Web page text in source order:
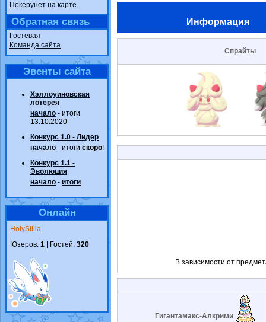
Покерунет на карте
Обратная связь
Гостевая
Команда сайта
Эвенты сайта
Хэллоуиновская
лотерея
начало - итоги
13.10.2020
Конкурс 1.0 - Лидер
начало - итоги скоро!
Конкурс 1.1 -
Эволюция
начало - итоги
Онлайн
HolySillia.
Юзеров: 1 | Гостей: 320
Информация
Спрайты
В зависимости от
Гигантамакс-Алкрими